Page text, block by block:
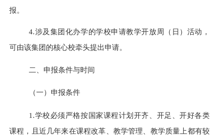
报。
4.涉及集团化办学的学校申请教学开放周（日）活动，
可由该集团的核心校牵头提出申请。
二、申报条件与时间
（一）申报条件
1.学校必须严格按国家课程计划开齐、开足、开好各类
课程，且近几年来在课程改革、教学管理、教学质量上都有较